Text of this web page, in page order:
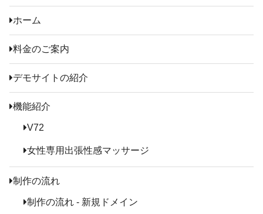
ホーム
料金のご案内
デモサイトの紹介
機能紹介
V72
女性専用出張性感マッサージ
制作の流れ
制作の流れ - 新規ドメイン